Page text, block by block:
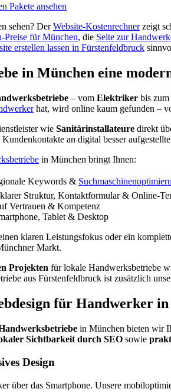
Pakete ansehen
sehen? DerWebsite-Kostenrechnerzeigt
Preise für München, die Seite zur
erstellen lassen in Fürstenfeldbruck
in München eine
– vom Elektriker bis zum
hat, wird online kaum gefunden –
wie Sanitärinstallateure direkt
an digital besser
in München bringt Ihnen:
Keywords &
Struktur, Kontaktformular & Online-
Vertrauen & Kompetenz
Tablet & Desktop
klaren Leistungsfokus oder ein
Markt.
Projekten für lokale Handwerksbetriebe
aus Fürstenfeldbruck ist zusätzlich
für Handwerker
in München bieten wir
Sichtbarkeit durch SEO sowie
Design
über das Smartphone. Unsere